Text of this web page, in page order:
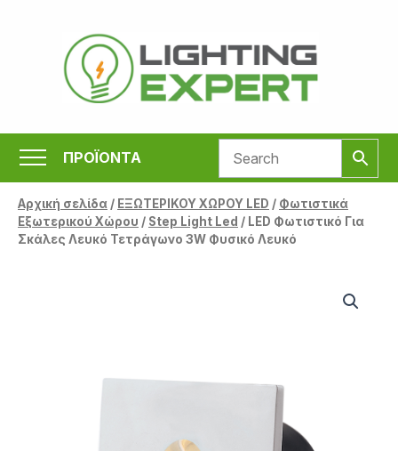
περιεχόμενο
ΠΡΟΪΟΝΤΑ
Αρχική σελίδα/ ΕΞΩΤΕΡΙΚΟΥ ΧΩΡΟΥ LED / Φωτιστικά
Εξωτερικού Χώρου / Step Light Led / LED Φωτιστικό Για
Σκάλες Λευκό Τετράγωνο 3W Φυσικό Λευκό